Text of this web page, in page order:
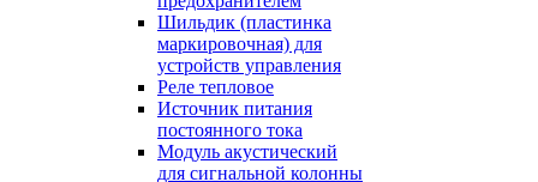
Шильдик (пластинка
маркировочная) для
устройств управления
Реле тепловое
Источник питания
постоянного тока
Модуль акустический
для сигнальной колонны